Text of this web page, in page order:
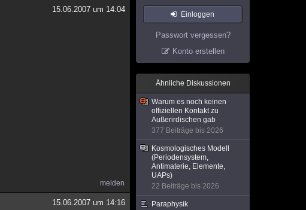
15.06.2007 um 14:04
melden
15.06.2007 um 14:16
Einloggen
Passwort vergessen?
Konto erstellen
Ähnliche Diskussionen
Warum es noch keinen
offiziellen Kontakt zu
Außerirdischen gab
377 Beiträge bis 2026
Kosmologisches Modell
(Periodensystem,
Antimaterie, Elemente,
UAPs)
22 Beiträge bis 2026
Paraphysik